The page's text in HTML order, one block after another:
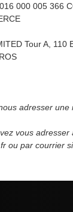
000 005 366
Tour A,
adresser
vous
ou par courrier